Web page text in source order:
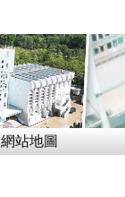
網站地圖